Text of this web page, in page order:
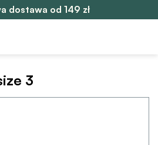
dostawa od 149 zł
3